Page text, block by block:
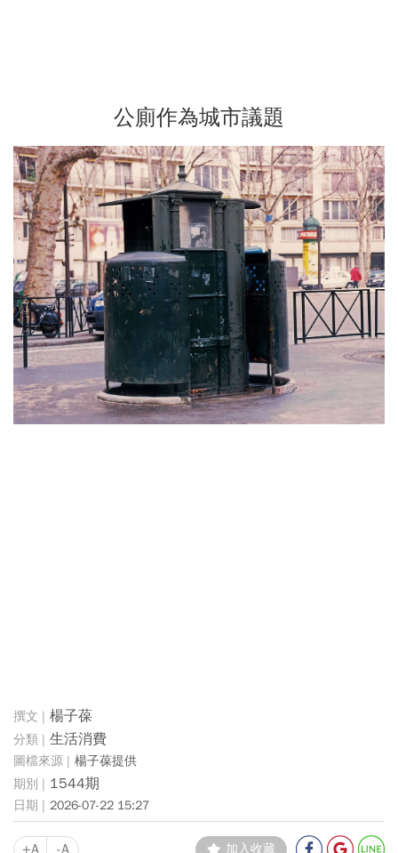
公廁作為城市議題
楊子葆
生活消費
楊子葆提供
1544期
2026-07-22 15:27
+A -A 加入收藏